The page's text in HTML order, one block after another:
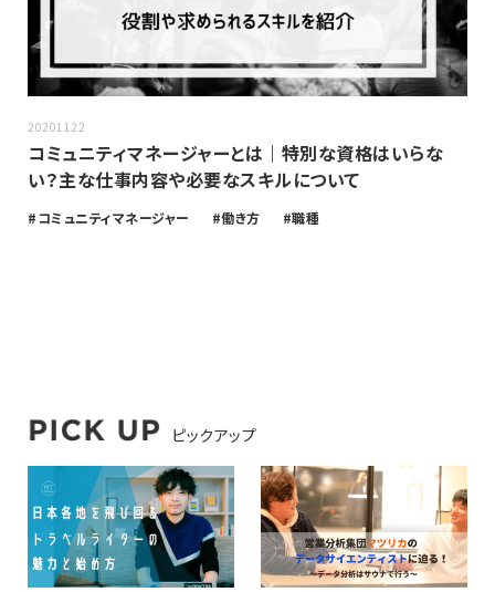
20201122
コミュニティマネージャーとは｜特別な資格はいらな
い？主な仕事内容や必要なスキルについて
コミュニティマネージャー 働き方 職種
ピックアップ